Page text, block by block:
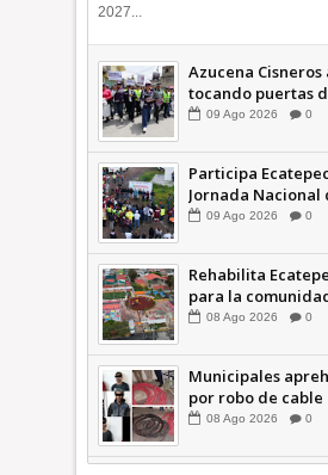
2027...
Azucena
tocando puertas
Violeta en la
09 Ago 2026 0
Participa
Jornada Nacional
Reforestación;
09 Ago 2026 0
Rehabilita
para la
Petroquímica 1
08 Ago 2026 0
Municipales
por robo de cable
Jardines de Casa
08 Ago 2026 0